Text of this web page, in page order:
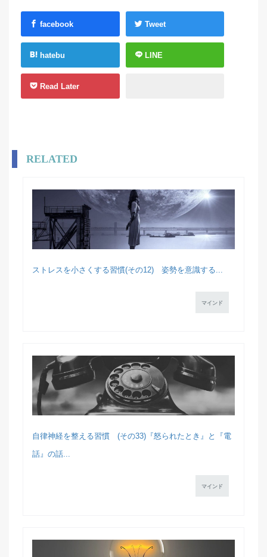
facebook Tweet
hatebu LINE
Read Later
RELATED
ストレスを小さくする習慣(その12) 姿勢を意識する...
マインド
自律神経を整える習慣 (その33)『怒られたとき』と『電
話』の話...
マインド